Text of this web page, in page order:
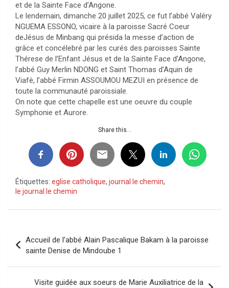
et de la Sainte Face d’Angone.
Le lendemain, dimanche 20 juillet 2025, ce fut l’abbé Valéry
NGUEMA ESSONO, vicaire à la paroisse Sacré Coeur
deJésus de Minbang qui présida la messe d’action de
grâce et concélebré par les curés des paroisses Sainte
Thérese de l’Enfant Jésus et de la Sainte Face d’Angone,
l’abbé Guy Merlin NDONG et Saint Thomas d’Aquin de
Viafè, l’abbé Firmin ASSOUMOU MEZUI en présence de
toute la communauté paroissiale.
On note que cette chapelle est une oeuvre du couple
Symphonie et Aurore.
Share this...
Étiquettes: eglise catholique, journal le chemin,
le journal le chemin
de
l’article
Accueil de l’abbé Alain Pascalique Bakam à la paroisse
sainte Denise de Mindoube 1
Visite guidée aux soeurs de Marie Auxiliatrice de la